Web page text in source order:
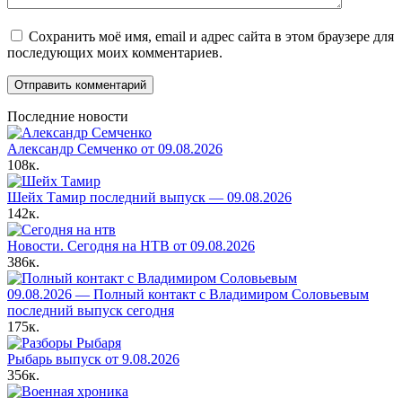
Сохранить моё имя, email и адрес сайта в этом браузере для
последующих моих комментариев.
Последние новости
Александр Семченко от 09.08.2026
108к.
Шейх Тамир последний выпуск — 09.08.2026
142к.
Новости. Сегодня на НТВ от 09.08.2026
386к.
09.08.2026 — Полный контакт с Владимиром Соловьевым
последний выпуск сегодня
175к.
Рыбарь выпуск от 9.08.2026
356к.